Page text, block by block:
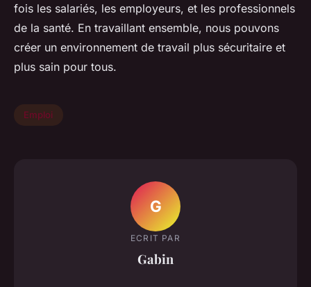
fois les salariés, les employeurs, et les professionnels
de la santé. En travaillant ensemble, nous pouvons
créer un environnement de travail plus sécuritaire et
plus sain pour tous.
Emploi
G
ECRIT PAR
Gabin